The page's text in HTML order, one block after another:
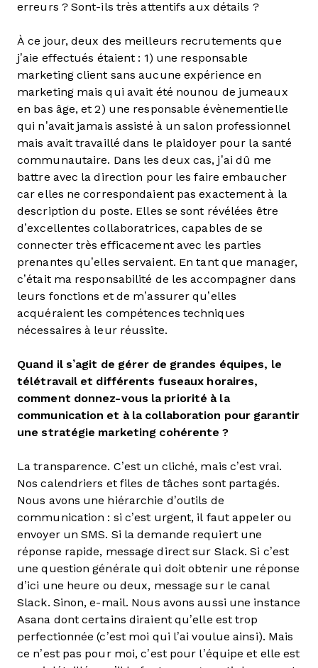
erreurs ? Sont-ils très attentifs aux détails ?
À ce jour, deux des meilleurs recrutements que
j’aie effectués étaient : 1) une responsable
marketing client sans aucune expérience en
marketing mais qui avait été nounou de jumeaux
en bas âge, et 2) une responsable évènementielle
qui n’avait jamais assisté à un salon professionnel
mais avait travaillé dans le plaidoyer pour la santé
communautaire. Dans les deux cas, j’ai dû me
battre avec la direction pour les faire embaucher
car elles ne correspondaient pas exactement à la
description du poste. Elles se sont révélées être
d’excellentes collaboratrices, capables de se
connecter très efficacement avec les parties
prenantes qu’elles servaient. En tant que manager,
c’était ma responsabilité de les accompagner dans
leurs fonctions et de m’assurer qu’elles
acquéraient les compétences techniques
nécessaires à leur réussite.
Quand il s’agit de gérer de grandes équipes, le
télétravail et différents fuseaux horaires,
comment donnez-vous la priorité à la
communication et à la collaboration pour garantir
une stratégie marketing cohérente ?
La transparence. C’est un cliché, mais c’est vrai.
Nos calendriers et files de tâches sont partagés.
Nous avons une hiérarchie d’outils de
communication : si c’est urgent, il faut appeler ou
envoyer un SMS. Si la demande requiert une
réponse rapide, message direct sur Slack. Si c’est
une question générale qui doit obtenir une réponse
d’ici une heure ou deux, message sur le canal
Slack. Sinon, e-mail. Nous avons aussi une instance
Asana dont certains diraient qu’elle est trop
perfectionnée (c’est moi qui l’ai voulue ainsi). Mais
ce n’est pas pour moi, c’est pour l’équipe et elle est